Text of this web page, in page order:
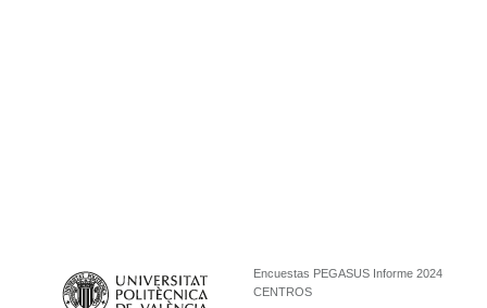
Encuestas PEGASUS Informe 2024
CENTROS